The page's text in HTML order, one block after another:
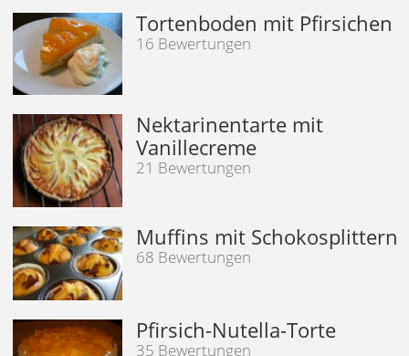
Tortenboden mit Pfirsichen
16 Bewertungen
Nektarinentarte mit
Vanillecreme
21 Bewertungen
Muffins mit Schokosplittern
68 Bewertungen
Pfirsich-Nutella-Torte
35 Bewertungen